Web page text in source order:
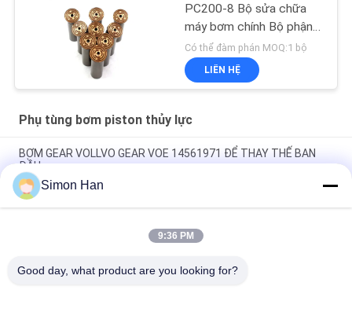
PC200-8 Bộ sửa chữa
máy bơm chính Bộ phận
máy bơm thủy lực Máy
bơm piston Dịch vụ sửa
chữa bảo trì
Có thể đàm phán MOQ:1 bộ
LIÊN HỆ
Phụ tùng bơm piston thủy lực
BƠM GEAR VOLLVO GEAR VOE 14561971 ĐỂ THAY THẾ BAN
ĐẦU
BƠM GEAR VOLLVO GEAR VOE 14537295 ĐỂ THAY THẾ BAN
ĐẦU
VOLLVO GALLERY GEAR PUMP VOE 14782798 để thay thế ban
Simon Han
9:36 PM
Good day, what product are you looking for?